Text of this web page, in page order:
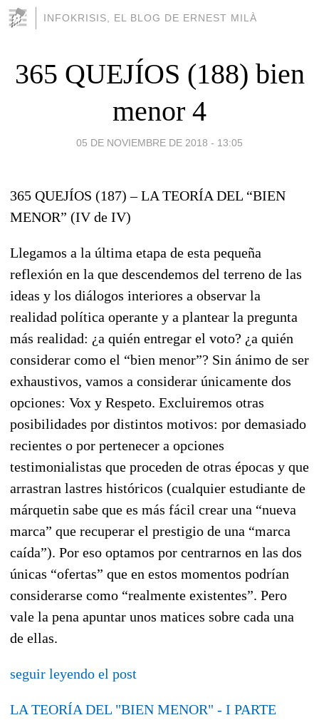
INFOKRISIS, EL BLOG DE ERNEST MILÀ
365 QUEJÍOS (188) bien
menor 4
05 DE NOVIEMBRE DE 2018 - 13:05
365 QUEJÍOS (187) – LA TEORÍA DEL “BIEN
MENOR” (IV de IV)
Llegamos a la última etapa de esta pequeña
reflexión en la que descendemos del terreno de las
ideas y los diálogos interiores a observar la
realidad política operante y a plantear la pregunta
más realidad: ¿a quién entregar el voto? ¿a quién
considerar como el “bien menor”? Sin ánimo de ser
exhaustivos, vamos a considerar únicamente dos
opciones: Vox y Respeto. Excluiremos otras
posibilidades por distintos motivos: por demasiado
recientes o por pertenecer a opciones
testimonialistas que proceden de otras épocas y que
arrastran lastres históricos (cualquier estudiante de
márquetin sabe que es más fácil crear una “nueva
marca” que recuperar el prestigio de una “marca
caída”). Por eso optamos por centrarnos en las dos
únicas “ofertas” que en estos momentos podrían
considerarse como “realmente existentes”. Pero
vale la pena apuntar unos matices sobre cada una
de ellas.
seguir leyendo el post
LA TEORÍA DEL "BIEN MENOR" - I PARTE